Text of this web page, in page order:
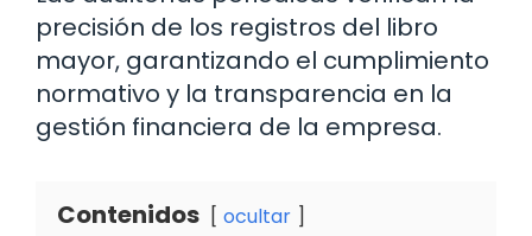
precisión de los registros del libro
mayor, garantizando el cumplimiento
normativo y la transparencia en la
gestión financiera de la empresa.
Contenidos ocultar